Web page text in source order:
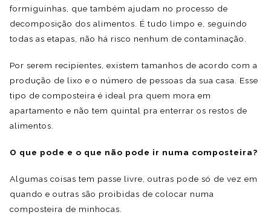
formiguinhas, que também ajudam no processo de
decomposição dos alimentos. É tudo limpo e, seguindo
todas as etapas, não há risco nenhum de contaminação.
Por serem recipientes, existem tamanhos de acordo com a
produção de lixo e o número de pessoas da sua casa. Esse
tipo de composteira é ideal pra quem mora em
apartamento e não tem quintal pra enterrar os restos de
alimentos.
O que pode e o que não pode ir numa composteira?
Algumas coisas tem passe livre, outras pode só de vez em
quando e outras são proibidas de colocar numa
composteira de minhocas.